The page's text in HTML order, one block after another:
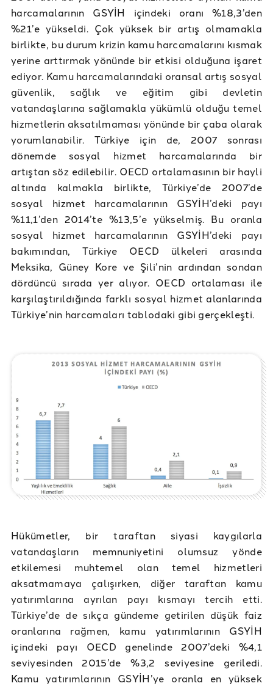
harcamalarının GSYİH içindeki oranı %18,3’den
%21’e yükseldi. Çok yüksek bir artış olmamakla
birlikte, bu durum krizin kamu harcamalarını kısmak
yerine arttırmak yönünde bir etkisi olduğuna işaret
ediyor. Kamu harcamalarındaki oransal artış sosyal
güvenlik, sağlık ve eğitim gibi devletin
vatandaşlarına sağlamakla yükümlü olduğu temel
hizmetlerin aksatılmaması yönünde bir çaba olarak
yorumlanabilir. Türkiye için de, 2007 sonrası
dönemde sosyal hizmet harcamalarında bir
artıştan söz edilebilir. OECD ortalamasının bir hayli
altında kalmakla birlikte, Türkiye’de 2007’de
sosyal hizmet harcamalarının GSYİH’deki payı
%11,1’den 2014’te %13,5’e yükselmiş. Bu oranla
sosyal hizmet harcamalarının GSYİH’deki payı
bakımından, Türkiye OECD ülkeleri arasında
Meksika, Güney Kore ve Şili’nin ardından sondan
dördüncü sırada yer alıyor. OECD ortalaması ile
karşılaştırıldığında farklı sosyal hizmet alanlarında
Türkiye’nin harcamaları tablodaki gibi gerçekleşti.
Hükümetler, bir taraftan siyasi kaygılarla
vatandaşların memnuniyetini olumsuz yönde
etkilemesi muhtemel olan temel hizmetleri
aksatmamaya çalışırken, diğer taraftan kamu
yatırımlarına ayrılan payı kısmayı tercih etti.
Türkiye’de de sıkça gündeme getirilen düşük faiz
oranlarına rağmen, kamu yatırımlarının GSYİH
içindeki payı OECD genelinde 2007’deki %4,1
seviyesinden 2015’de %3,2 seviyesine geriledi.
Kamu yatırımlarının GSYİH’ye oranla en yüksek